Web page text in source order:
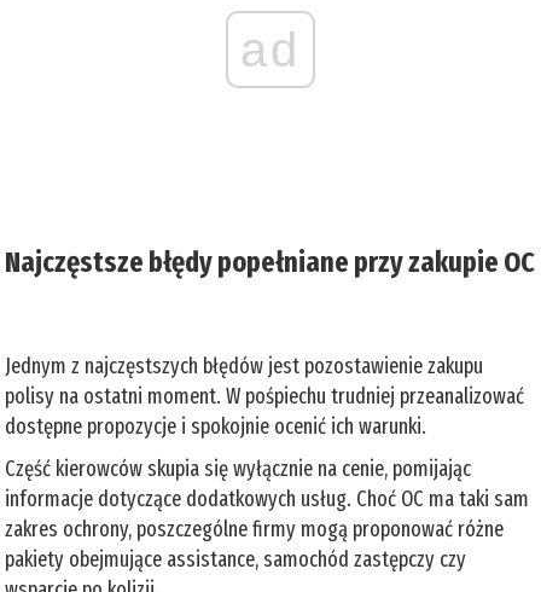
ad
Najczęstsze błędy popełniane przy zakupie OC
Jednym z najczęstszych błędów jest pozostawienie zakupu
polisy na ostatni moment. W pośpiechu trudniej przeanalizować
dostępne propozycje i spokojnie ocenić ich warunki.
Część kierowców skupia się wyłącznie na cenie, pomijając
informacje dotyczące dodatkowych usług. Choć OC ma taki sam
zakres ochrony, poszczególne firmy mogą proponować różne
pakiety obejmujące assistance, samochód zastępczy czy